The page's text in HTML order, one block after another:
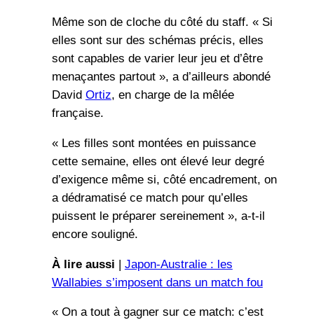
Même son de cloche du côté du staff. « Si
elles sont sur des schémas précis, elles
sont capables de varier leur jeu et d’être
menaçantes partout », a d’ailleurs abondé
David Ortiz, en charge de la mêlée
française.
« Les filles sont montées en puissance
cette semaine, elles ont élevé leur degré
d’exigence même si, côté encadrement, on
a dédramatisé ce match pour qu’elles
puissent le préparer sereinement », a-t-il
encore souligné.
À lire aussi | Japon-Australie : les
Wallabies s’imposent dans un match fou
« On a tout à gagner sur ce match: c’est